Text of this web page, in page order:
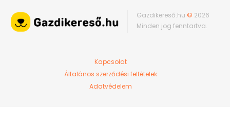
Gazdikereső.hu © 2026
Minden jog fenntartva.
Kapcsolat
Általános szerződési feltételek
Adatvédelem